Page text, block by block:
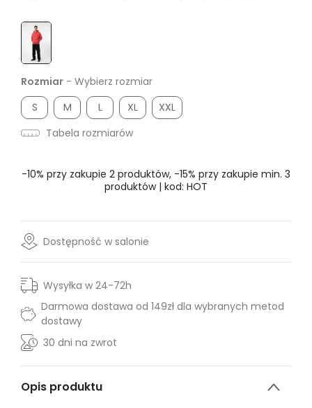
Rozmiar - Wybierz rozmiar
S
M L XL
XXL
Tabela rozmiarów
-10% przy zakupie 2 produktów, -15% przy zakupie min. 3
produktów | kod: HOT
Dostępność w salonie
Wysyłka w 24-72h
Darmowa dostawa od 149zł dla wybranych metod
dostawy
30 dni na zwrot
Opis produktu